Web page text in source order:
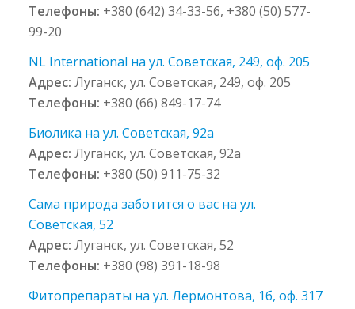
Телефоны: +380 (642) 34-33-56, +380 (50) 577-
99-20
NL International на ул. Советская, 249, оф. 205
Адрес:Луганск, ул. Советская, 249, оф. 205
Телефоны: +380 (66) 849-17-74
Биолика на ул. Советская, 92а
Адрес:Луганск, ул. Советская, 92а
Телефоны: +380 (50) 911-75-32
Сама природа заботится о вас на ул.
Советская, 52
Адрес:Луганск, ул. Советская, 52
Телефоны: +380 (98) 391-18-98
Фитопрепараты на ул. Лермонтова, 1б, оф. 317